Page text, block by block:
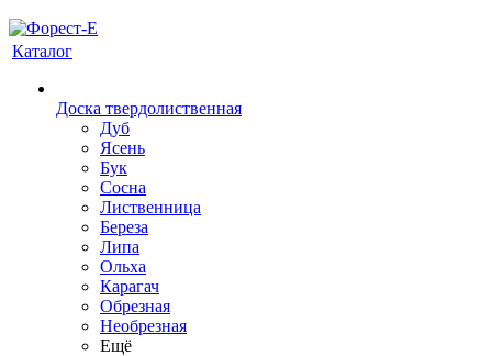
Каталог
Доска твердолиственная
Дуб
Ясень
Бук
Сосна
Лиственница
Береза
Липа
Ольха
Карагач
Обрезная
Необрезная
Ещё